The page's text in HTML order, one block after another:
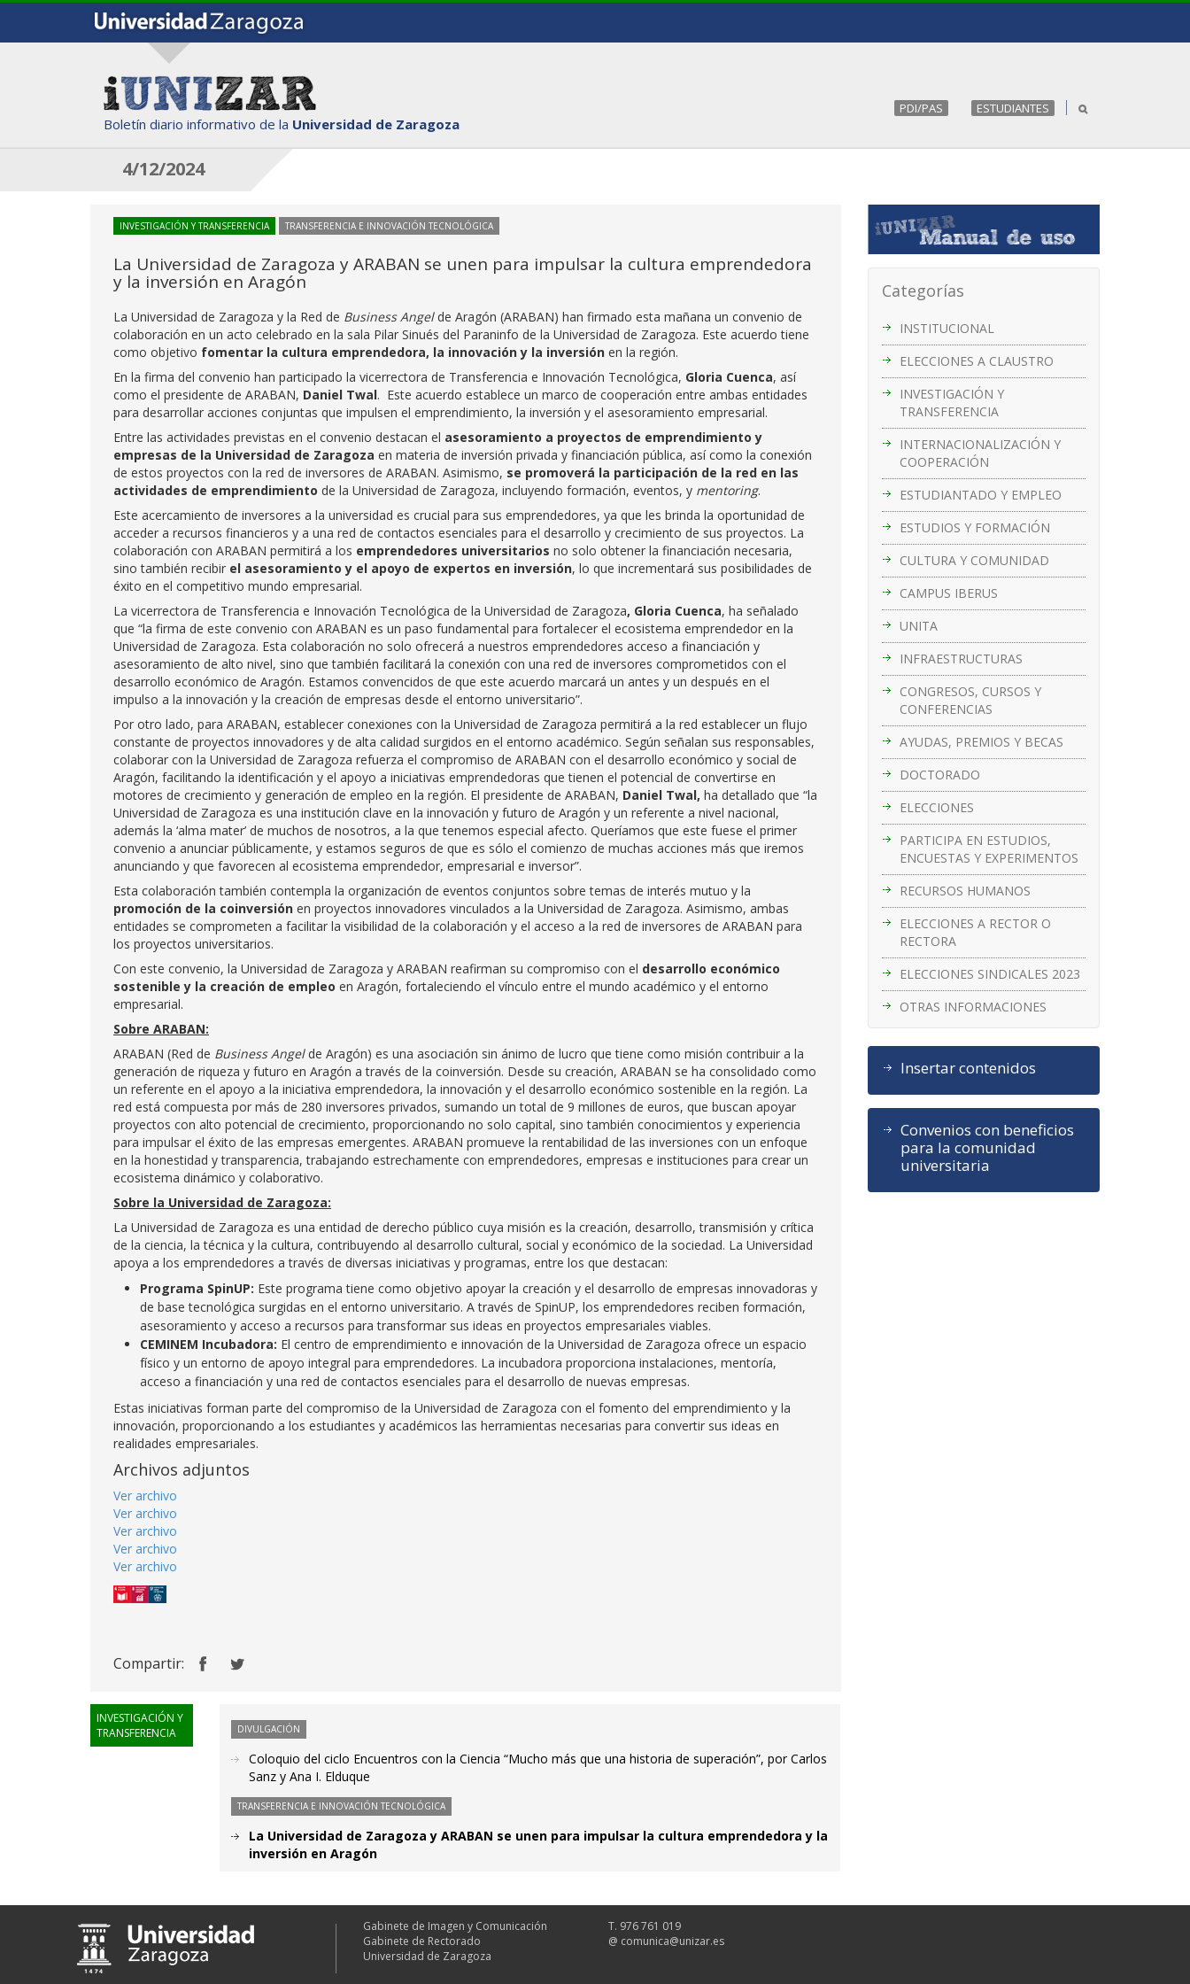
Boletín diario informativo de la Universidad de Zaragoza
PDI/PAS ESTUDIANTES
4/12/2024
Categorías
INSTITUCIONAL
ELECCIONES A CLAUSTRO
INVESTIGACIÓN Y
TRANSFERENCIA
INTERNACIONALIZACIÓN Y
COOPERACIÓN
ESTUDIANTADO Y EMPLEO
ESTUDIOS Y FORMACIÓN
CULTURA Y COMUNIDAD
CAMPUS IBERUS
UNITA
INFRAESTRUCTURAS
CONGRESOS, CURSOS Y
CONFERENCIAS
AYUDAS, PREMIOS Y BECAS
DOCTORADO
ELECCIONES
PARTICIPA EN ESTUDIOS,
ENCUESTAS Y EXPERIMENTOS
RECURSOS HUMANOS
ELECCIONES A RECTOR O
RECTORA
ELECCIONES SINDICALES 2023
OTRAS INFORMACIONES
Insertar contenidos
Convenios con beneficios
para la comunidad
universitaria
INVESTIGACIÓN Y TRANSFERENCIA TRANSFERENCIA E INNOVACIÓN TECNOLÓGICA
La Universidad de Zaragoza y ARABAN se unen para impulsar la cultura emprendedora
y la inversión en Aragón
La Universidad de Zaragoza y la Red de Business Angelde Aragón (ARABAN) han firmado esta mañana un convenio de
colaboración en un acto celebrado en la sala Pilar Sinués del Paraninfo de la Universidad de Zaragoza. Este acuerdo tiene
como objetivo fomentar la cultura emprendedora, la innovación y la inversión en la región.
En la firma del convenio han participado la vicerrectora de Transferencia e Innovación Tecnológica, Gloria Cuenca, así
como el presidente de ARABAN, Daniel Twal. Este acuerdo establece un marco de cooperación entre ambas entidades
para desarrollar acciones conjuntas que impulsen el emprendimiento, la inversión y el asesoramiento empresarial.
Entre las actividades previstas en el convenio destacan el asesoramiento a proyectos de emprendimiento y
empresas de la Universidad de Zaragoza en materia de inversión privada y financiación pública, así como la conexión
de estos proyectos con la red de inversores de ARABAN. Asimismo, se promoverá la participación de la red en las
actividades de emprendimiento de la Universidad de Zaragoza, incluyendo formación, eventos, y mentoring.
Este acercamiento de inversores a la universidad es crucial para sus emprendedores, ya que les brinda la oportunidad de
acceder a recursos financieros y a una red de contactos esenciales para el desarrollo y crecimiento de sus proyectos. La
colaboración con ARABAN permitirá a los emprendedores universitarios no solo obtener la financiación necesaria,
sino también recibir el asesoramiento y el apoyo de expertos en inversión, lo que incrementará sus posibilidades de
éxito en el competitivo mundo empresarial.
La vicerrectora de Transferencia e Innovación Tecnológica de la Universidad de Zaragoza, Gloria Cuenca, ha señalado
que “la firma de este convenio con ARABAN es un paso fundamental para fortalecer el ecosistema emprendedor en la
Universidad de Zaragoza. Esta colaboración no solo ofrecerá a nuestros emprendedores acceso a financiación y
asesoramiento de alto nivel, sino que también facilitará la conexión con una red de inversores comprometidos con el
desarrollo económico de Aragón. Estamos convencidos de que este acuerdo marcará un antes y un después en el
impulso a la innovación y la creación de empresas desde el entorno universitario”.
Por otro lado, para ARABAN, establecer conexiones con la Universidad de Zaragoza permitirá a la red establecer un flujo
constante de proyectos innovadores y de alta calidad surgidos en el entorno académico. Según señalan sus responsables,
colaborar con la Universidad de Zaragoza refuerza el compromiso de ARABAN con el desarrollo económico y social de
Aragón, facilitando la identificación y el apoyo a iniciativas emprendedoras que tienen el potencial de convertirse en
motores de crecimiento y generación de empleo en la región. El presidente de ARABAN, Daniel Twal, ha detallado que “la
Universidad de Zaragoza es una institución clave en la innovación y futuro de Aragón y un referente a nivel nacional,
además la ‘alma mater’ de muchos de nosotros, a la que tenemos especial afecto. Queríamos que este fuese el primer
convenio a anunciar públicamente, y estamos seguros de que es sólo el comienzo de muchas acciones más que iremos
anunciando y que favorecen al ecosistema emprendedor, empresarial e inversor”.
Esta colaboración también contempla la organización de eventos conjuntos sobre temas de interés mutuo y la
promoción de la coinversión en proyectos innovadores vinculados a la Universidad de Zaragoza. Asimismo, ambas
entidades se comprometen a facilitar la visibilidad de la colaboración y el acceso a la red de inversores de ARABAN para
los proyectos universitarios.
Con este convenio, la Universidad de Zaragoza y ARABAN reafirman su compromiso con el desarrollo económico
sostenible y la creación de empleo en Aragón, fortaleciendo el vínculo entre el mundo académico y el entorno
empresarial.
Sobre ARABAN:
ARABAN (Red de Business Angel de Aragón) es una asociación sin ánimo de lucro que tiene como misión contribuir a la
generación de riqueza y futuro en Aragón a través de la coinversión. Desde su creación, ARABAN se ha consolidado como
un referente en el apoyo a la iniciativa emprendedora, la innovación y el desarrollo económico sostenible en la región. La
red está compuesta por más de 280 inversores privados, sumando un total de 9 millones de euros, que buscan apoyar
proyectos con alto potencial de crecimiento, proporcionando no solo capital, sino también conocimientos y experiencia
para impulsar el éxito de las empresas emergentes. ARABAN promueve la rentabilidad de las inversiones con un enfoque
en la honestidad y transparencia, trabajando estrechamente con emprendedores, empresas e instituciones para crear un
ecosistema dinámico y colaborativo.
Sobre la Universidad de Zaragoza:
La Universidad de Zaragoza es una entidad de derecho público cuya misión es la creación, desarrollo, transmisión y crítica
de la ciencia, la técnica y la cultura, contribuyendo al desarrollo cultural, social y económico de la sociedad. La Universidad
apoya a los emprendedores a través de diversas iniciativas y programas, entre los que destacan:
Programa SpinUP: Este programa tiene como objetivo apoyar la creación y el desarrollo de empresas innovadoras y
de base tecnológica surgidas en el entorno universitario. A través de SpinUP, los emprendedores reciben formación,
asesoramiento y acceso a recursos para transformar sus ideas en proyectos empresariales viables.
CEMINEM Incubadora: El centro de emprendimiento e innovación de la Universidad de Zaragoza ofrece un espacio
físico y un entorno de apoyo integral para emprendedores. La incubadora proporciona instalaciones, mentoría,
acceso a financiación y una red de contactos esenciales para el desarrollo de nuevas empresas.
Estas iniciativas forman parte del compromiso de la Universidad de Zaragoza con el fomento del emprendimiento y la
innovación, proporcionando a los estudiantes y académicos las herramientas necesarias para convertir sus ideas en
realidades empresariales.
Archivos adjuntos
Ver archivo
Ver archivo
Ver archivo
Ver archivo
Ver archivo
Compartir:
INVESTIGACIÓN Y
TRANSFERENCIA
DIVULGACIÓN
Coloquio del ciclo Encuentros con la Ciencia “Mucho más que una historia de superación”, por Carlos
Sanz y Ana I. Elduque
TRANSFERENCIA E INNOVACIÓN TECNOLÓGICA
La Universidad de Zaragoza y ARABAN se unen para impulsar la cultura emprendedora y la
inversión en Aragón
Gabinete de Imagen y Comunicación
Gabinete de Rectorado
Universidad de Zaragoza
T. 976 761 019
@ comunica@unizar.es